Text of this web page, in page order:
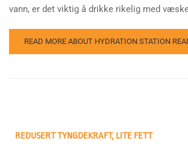
vann, er det viktig å drikke rikelig med
READ MORE ABOUT HYDRATION STATION
REDUSERT TYNGDEKRAFT, LITE FETT